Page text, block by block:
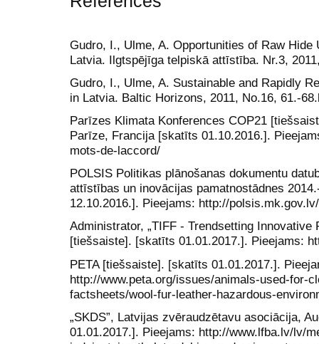
Gudro, I., Ulme, A. Opportunities of Raw
Latvia. Ilgtspējīga telpiskā attīstība. Nr.3,
Gudro, I., Ulme, A. Sustainable and Rapidly
in Latvia. Baltic Horizons, 2011, No.16, 61.-
Parīzes Klimata Konferences COP21
Parīze, Francija [skatīts 01.10.2016.].
mots-de-laccord/
POLSIS Politikas plānošanas dokumentu
attīstības un inovācijas pamatnostādnes
12.10.2016.]. Pieejams: http://
Administrator, „TIFF - Trendsetting Innovative
[tiešsaiste]. [skatīts 01.01.2017.]. Pieejams:
PETA [tiešsaiste]. [skatīts 01.01.2017.].
http://www.peta.org/issues/animals-used-for-
factsheets/wool-fur-leather-hazardous-
„SKDS”, Latvijas zvēraudzētavu asociācija,
01.01.2017.]. Pieejams: http://www.lfba.lv/lv/